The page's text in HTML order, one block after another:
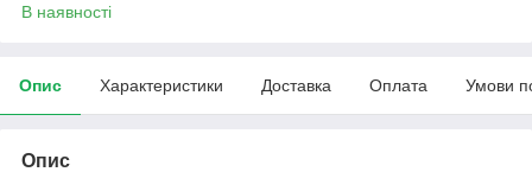
В наявності
Опис Характеристики Доставка Оплата Умови
Опис